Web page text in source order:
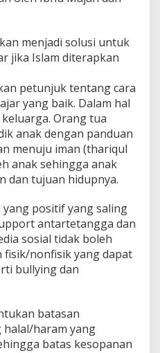
menjadi solusi untuk
jika Islam diterapkan
petunjuk tentang cara
yang baik. Dalam hal
Orang tua
anak dengan panduan
menuju iman (thariqul
anak sehingga anak
dan tujuan hidupnya.
positif yang saling
antartetangga dan
sosial tidak boleh
fisik/nonfisik yang dapat
bullying dan
batasan
haram yang
batas kesopanan